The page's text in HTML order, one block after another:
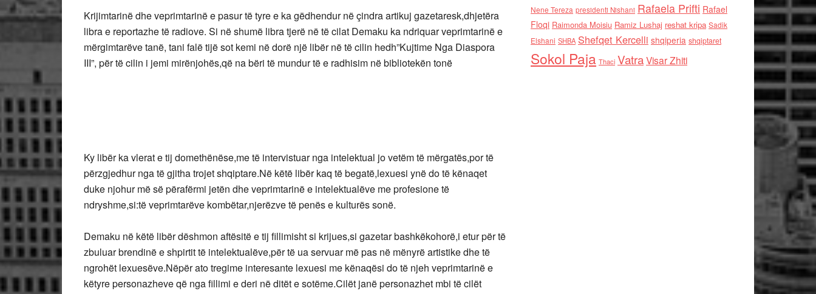
Krijimtarinë dhe veprimtarinë e pasur të tyre e ka gëdhendur në çindra artikuj gazetaresk,dhjetëra
libra e reportazhe të radiove. Si në shumë libra tjerë në të cilat Demaku ka ndriquar veprimtarinë e
mërgimtarëve tanë, tani falë tijë sot kemi në dorë një libër në të cilin hedh”Kujtime Nga Diaspora
III”, për të cilin i jemi mirënjohës,që na bëri të mundur të e radhisim në bibliotekën tonë
Ky libër ka vlerat e tij domethënëse,me të intervistuar nga intelektual jo vetëm të mërgatës,por të
përzgjedhur nga të gjitha trojet shqiptare.Në këtë libër kaq të begatë,lexuesi ynë do të kënaqet
duke njohur më së përafërmi jetën dhe veprimtarinë e intelektualëve me profesione të
ndryshme,si:të veprimtarëve kombëtar,njerëzve të penës e kulturës sonë.
Demaku në këtë libër dëshmon aftësitë e tij fillimisht si krijues,si gazetar bashkëkohorë,i etur për të
zbuluar brendinë e shpirtit të intelektualëve,për të ua servuar më pas në mënyrë artistike dhe të
ngrohët lexuesëve.Nëpër ato tregime interesante lexuesi me kënaqësi do të njeh veprimtarinë e
këtyre personazheve që nga fillimi e deri në ditët e sotëme.Cilët janë personazhet mbi të cilët
Nene Tereza presidenti Nishani Rafaela Prifti Rafael
Floqi Raimonda Moisiu Ramiz Lushaj reshat kripa Sadik
Elshani SHBA Shefqet Kercelli shqiperia shqiptaret
Sokol Paja Thaci VatraVisar Zhiti